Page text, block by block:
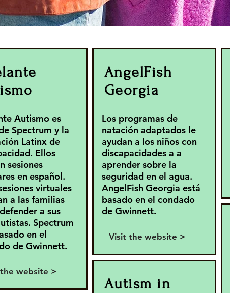
Autismo es
Spectrum y la
Latinx de
Ellos
sesiones
en español.
virtuales
a las familias
a sus
Spectrum
en el
de Gwinnett.
website >
AngelFish
Georgia
Los programas de
natación adaptados le
ayudan a los niños con
discapacidades a a
aprender sobre la
seguridad en el agua.
AngelFish Georgia está
basado en el condado
de Gwinnett.
Visit the website >
Autism in